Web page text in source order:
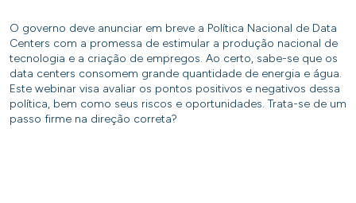
O governo deve anunciar em breve a Política Nacional de Data
Centers com a promessa de estimular a produção nacional de
tecnologia e a criação de empregos. Ao certo, sabe-se que os
data centers consomem grande quantidade de energia e água.
Este webinar visa avaliar os pontos positivos e negativos dessa
política, bem como seus riscos e oportunidades. Trata-se de um
passo firme na direção correta?